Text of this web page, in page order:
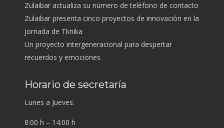
Zulaibar actualiza su número de teléfono de contacto
Zulaibar presenta cinco proyectos de innovación en la
jornada de Tknika
Un proyecto intergeneracional para despertar
recuerdos y emociones
Horario de secretaría
Lunes a Jueves:
8:00 h – 14:00 h